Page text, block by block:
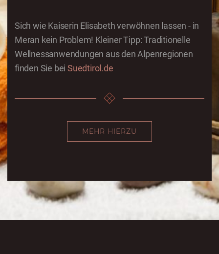
Sich wie Kaiserin Elisabeth verwöhnen lassen - in
Meran kein Problem! Kleiner Tipp: Traditionelle
Wellnessanwendungen aus den Alpenregionen
finden Sie beiSuedtirol.de
MEHR HIERZU